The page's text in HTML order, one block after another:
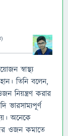
স্বাস্থ্য
তিনি বলেন,
নিয়ন্ত্রণ করার
ভারসাম্যপূর্ণ
অনেকে
ওজন কমাতে